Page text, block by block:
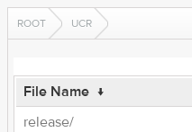
ROOT UCR
File Name ↓
release/